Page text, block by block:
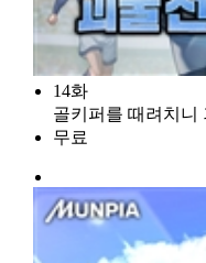
14화
골키퍼를 때려치니
무료